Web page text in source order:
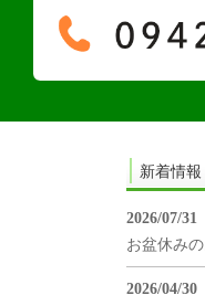
新着情報
2026/07/31
お盆休み
2026/04/30